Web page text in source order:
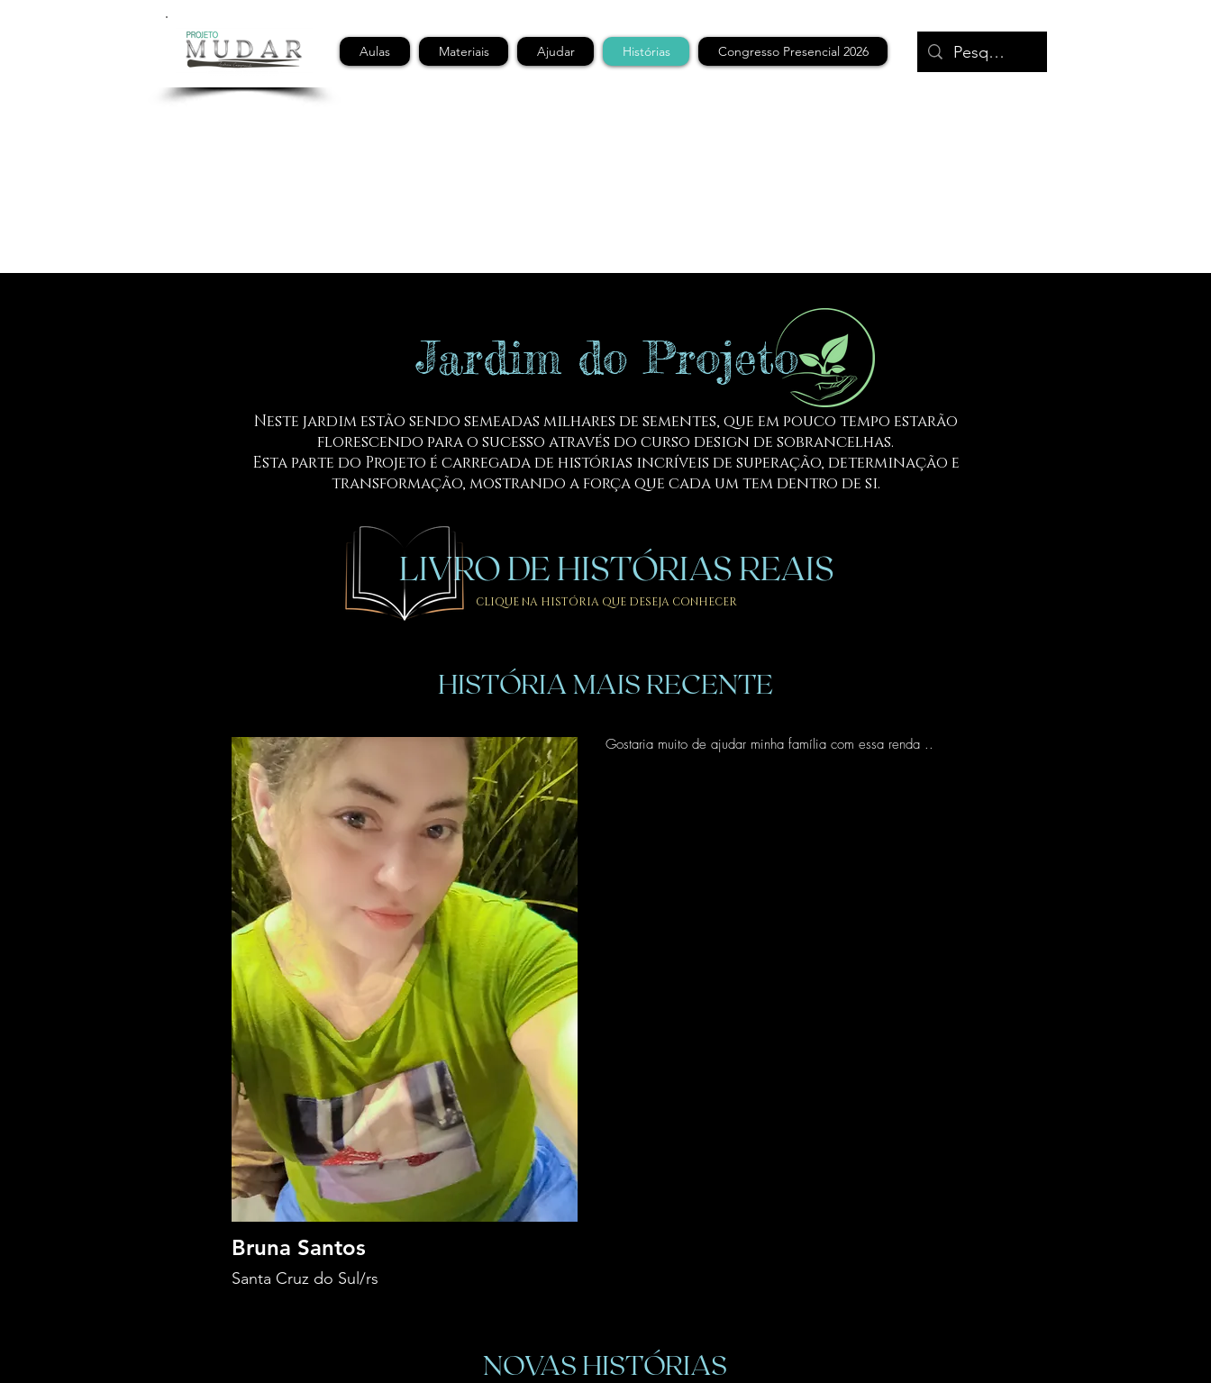
Aulas Materiais Ajudar Histórias Congresso Presencial 2026
Jardim do Projeto
Neste jardim estão sendo semeadas milhares de sementes, que em pouco tempo estarão
florescendo para o sucesso através do curso design de sobrancelhas.
Esta parte do Projeto é carregada de histórias incríveis de superação, determinação e
transformação, mostrando a força que cada um tem dentro de si.
LIVRO DE HISTÓRIAS REAIS
CLIQUE NA HISTÓRIA QUE DESEJA CONHECER
HISTÓRIA MAIS RECENTE
Bruna Santos
Santa Cruz do Sul/rs
Gostaria muito de ajudar minha família com essa renda ..
NOVAS HISTÓRIAS